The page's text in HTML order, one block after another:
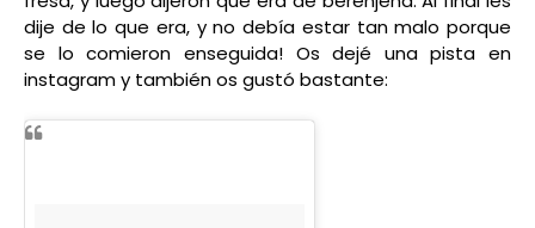
dije de lo que era, y no debía estar tan malo porque
se lo comieron enseguida! Os dejé una pista en
instagram y también os gustó bastante: